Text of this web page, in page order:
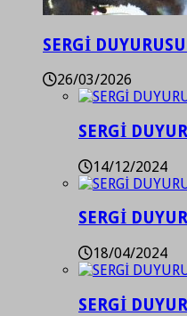
SERGİ
26/03/2026
SERGİ
14/12/2024
SERGİ
18/04/2024
SERGİ